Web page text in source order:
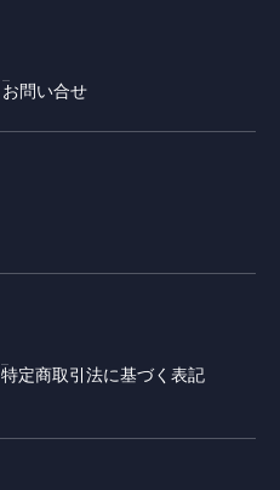
お問い合せ
特定商取引法に基づく表記